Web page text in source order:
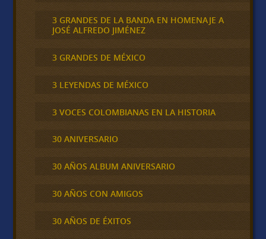
3 GRANDES DE LA BANDA EN HOMENAJE A
JOSÉ ALFREDO JIMÉNEZ
3 GRANDES DE MÉXICO
3 LEYENDAS DE MÉXICO
3 VOCES COLOMBIANAS EN LA HISTORIA
30 ANIVERSARIO
30 AÑOS ALBUM ANIVERSARIO
30 AÑOS CON AMIGOS
30 AÑOS DE ÉXITOS